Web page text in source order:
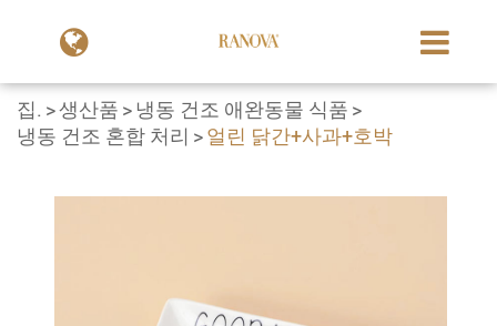
집. 생산품
냉동 건조 애완동물 식품
냉동 건조 혼합 처리
얼린 닭간+사과+호박